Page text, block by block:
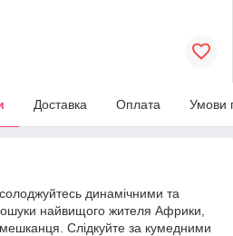
Доставка Оплата Умови
динамічними та
найвищого жителя Африки,
Слідкуйте за кумедними